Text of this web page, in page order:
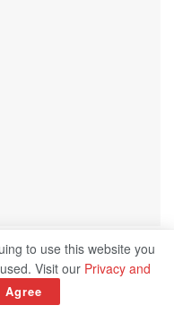
to use this website you
Visit our Privacy and
Agree